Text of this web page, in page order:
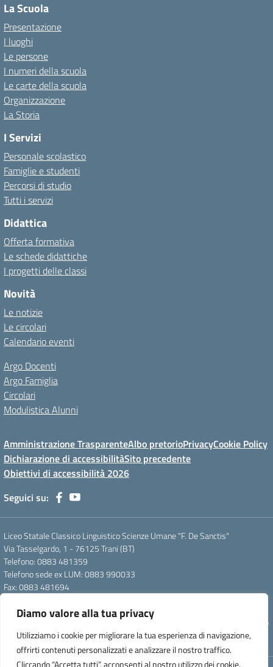
Diamo valore alla tua privacy
Utilizziamo i cookie per migliorare la tua esperienza di navigazione,
offrirti contenuti personalizzati e analizzare il nostro traffico.
Cliccando “Accetta tutti”, acconsenti al nostro utilizzo dei cookie.
La Scuola
Presentazione
I luoghi
Le persone
I numeri della scuola
Le carte della scuola
Organizzazione
La Storia
I Servizi
Personale scolastico
Famiglie e studenti
Percorsi di studio
Tutti i servizi
Didattica
Offerta formativa
Le schede didattiche
I progetti delle classi
Novità
Le notizie
Le circolari
Calendario eventi
Argo Docenti
Argo Famiglia
Circolari
Modulistica Alunni
Amministrazione TrasparenteAlbo pretorioPrivacyCookie Policy
Dichiarazione di accessibilitàSito precedente
Obiettivi di accessibilità 2026
Seguici su:
Liceo Statale Classico Linguistico Scienze Umane "F. De Sanctis"
Via Tasselgardo, 1 - 76125 Trani (BT)
Telefono: 0883 481359
Telefono sede ex LUM: 0883 990033
Fax: 0883 481694
Pec: btpc210007@pec.istruzione.it
Codice Meccanografico: istsc_btpc210007 - Codice Fiscale: 92058830727
- Codice Univoco d'ufficio: UFG4S9